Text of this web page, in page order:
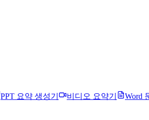
PPT 요약 생성기 비디오 요약기 Word